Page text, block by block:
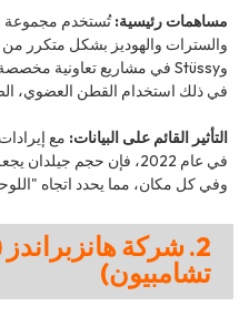
مساهمات رئيسية:تُستخدم مجموعة
في ذلك استخدام القطن العضوي،
التأثير القائم على البيانات:
في عام 2022، فإن حجم
وفي كل مكان، مما يحدد اتجاه
2. شركة
تشامبيون)